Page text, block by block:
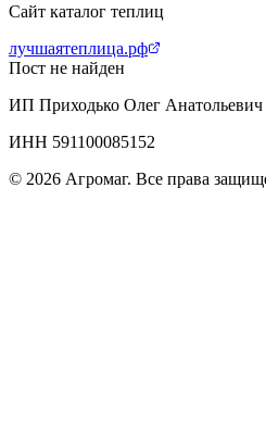
Сайт каталог теплиц
лучшаятеплица.рф
Пост не найден
ИП Приходько Олег Анатольевич
ИНН 591100085152
© 2026 Агромаг. Все права